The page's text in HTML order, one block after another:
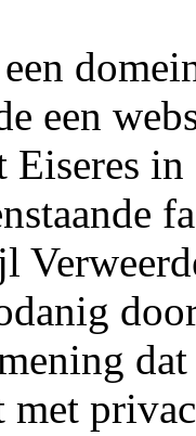
een
in
met